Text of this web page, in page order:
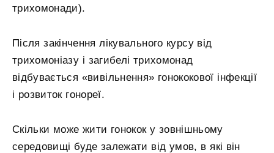
трихомонади).
Після закінчення лікувального курсу від
трихомоніазу і загибелі трихомонад
відбувається «вивільнення» гонококової інфекції
і розвиток гонореї.
Скільки може жити гонокок у зовнішньому
середовищі буде залежати від умов, в які він